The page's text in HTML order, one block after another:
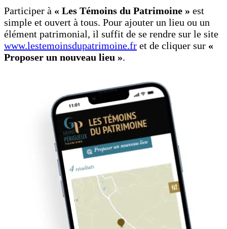
Participer à « Les Témoins du Patrimoine » est
simple et ouvert à tous. Pour ajouter un lieu ou un
élément patrimonial, il suffit de se rendre sur le site
www.lestemoinsdupatrimoine.fr et de cliquer sur «
Proposer un nouveau lieu ».